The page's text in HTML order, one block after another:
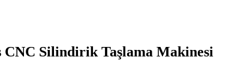
CNC Silindirik Taşlama Makinesi